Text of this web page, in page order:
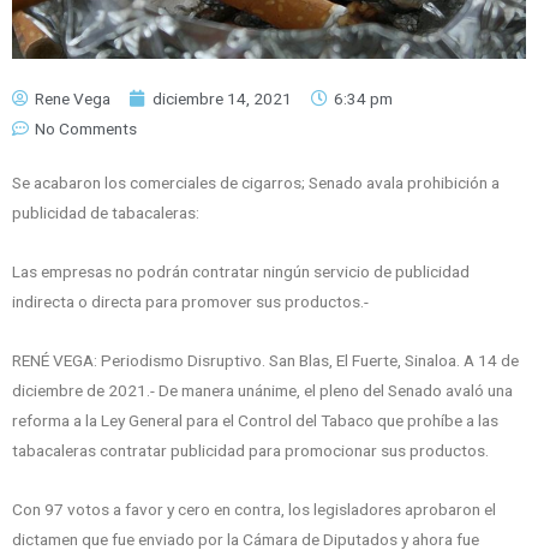
Rene Vega diciembre 14, 2021
6:34 pm
No Comments
Se acabaron los comerciales de cigarros; Senado avala prohibición a
publicidad de tabacaleras:
Las empresas no podrán contratar ningún servicio de publicidad
indirecta o directa para promover sus productos.-
RENÉ VEGA: Periodismo Disruptivo. San Blas, El Fuerte, Sinaloa. A 14 de
diciembre de 2021.- De manera unánime, el pleno del Senado avaló una
reforma a la Ley General para el Control del Tabaco que prohíbe a las
tabacaleras contratar publicidad para promocionar sus productos.
Con 97 votos a favor y cero en contra, los legisladores aprobaron el
dictamen que fue enviado por la Cámara de Diputados y ahora fue